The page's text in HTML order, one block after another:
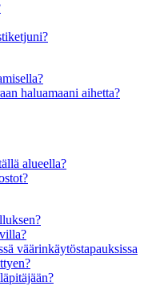
haluamaani aihetta?
alueella?
väärinkäytöstapauksissa